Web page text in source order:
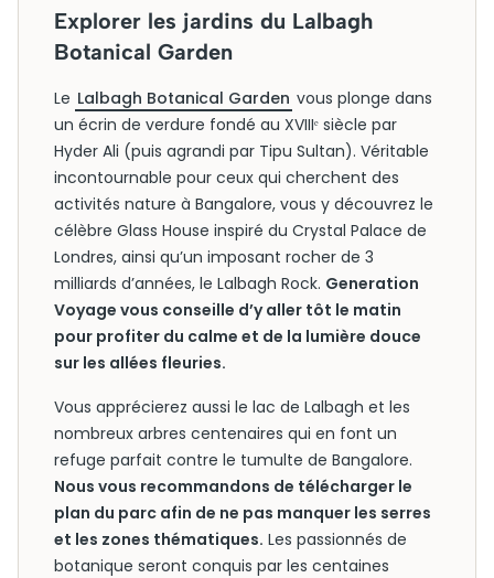
Explorer les jardins du Lalbagh
Botanical Garden
Le Lalbagh Botanical Garden vous plonge dans
un écrin de verdure fondé au XVIIIᵉ siècle par
Hyder Ali (puis agrandi par Tipu Sultan). Véritable
incontournable pour ceux qui cherchent des
activités nature à Bangalore, vous y découvrez le
célèbre Glass House inspiré du Crystal Palace de
Londres, ainsi qu’un imposant rocher de 3
milliards d’années, le Lalbagh Rock. Generation
Voyage vous conseille d’y aller tôt le matin
pour profiter du calme et de la lumière douce
sur les allées fleuries.
Vous apprécierez aussi le lac de Lalbagh et les
nombreux arbres centenaires qui en font un
refuge parfait contre le tumulte de Bangalore.
Nous vous recommandons de télécharger le
plan du parc afin de ne pas manquer les serres
et les zones thématiques. Les passionnés de
botanique seront conquis par les centaines